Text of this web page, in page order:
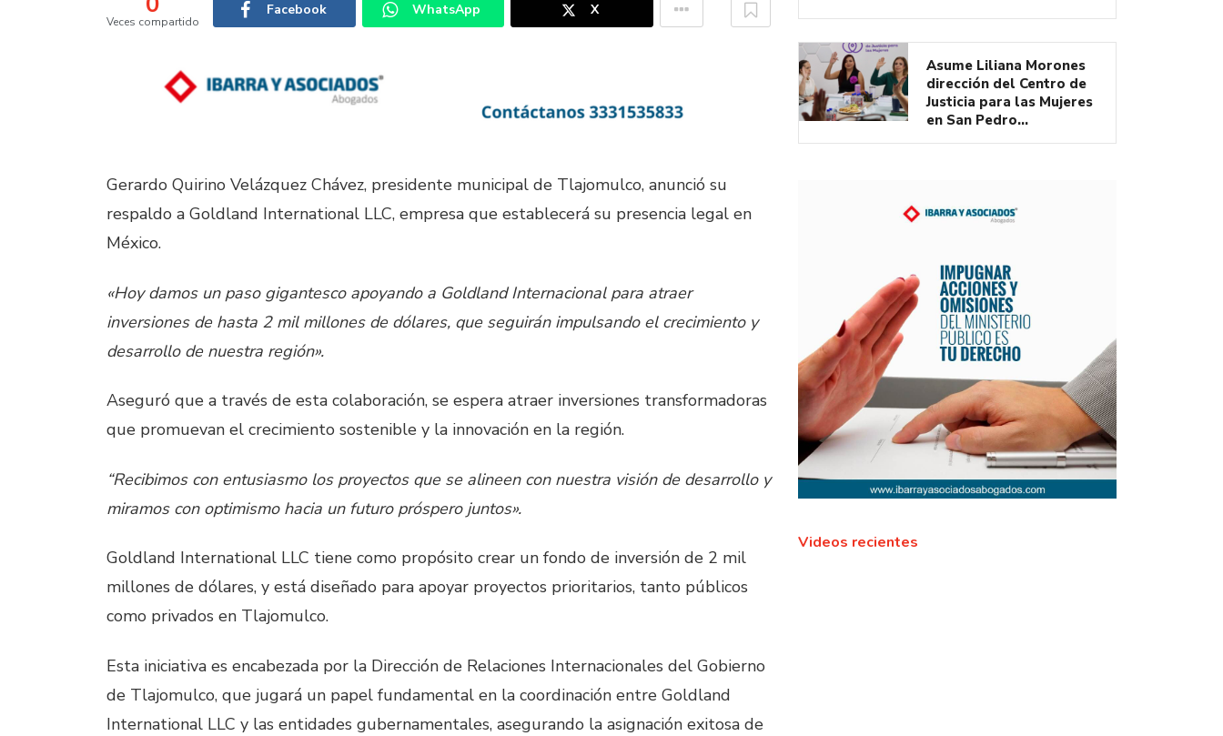
Veces compartido
Facebook WhatsApp X
Gerardo Quirino Velázquez Chávez, presidente municipal de Tlajomulco, anunció su
respaldo a Goldland International LLC, empresa que establecerá su presencia legal en
México.
«Hoy damos un paso gigantesco apoyando a Goldland Internacional para atraer
inversiones de hasta 2 mil millones de dólares, que seguirán impulsando el crecimiento y
desarrollo de nuestra región».
Aseguró que a través de esta colaboración, se espera atraer inversiones transformadoras
que promuevan el crecimiento sostenible y la innovación en la región.
“Recibimos con entusiasmo los proyectos que se alineen con nuestra visión de desarrollo y
miramos con optimismo hacia un futuro próspero juntos».
Goldland International LLC tiene como propósito crear un fondo de inversión de 2 mil
millones de dólares, y está diseñado para apoyar proyectos prioritarios, tanto públicos
como privados en Tlajomulco.
Esta iniciativa es encabezada por la Dirección de Relaciones Internacionales del Gobierno
de Tlajomulco, que jugará un papel fundamental en la coordinación entre Goldland
International LLC y las entidades gubernamentales, asegurando la asignación exitosa de
Asume Liliana Morones
dirección del Centro de
Justicia para las Mujeres
en San Pedro…
Videos recientes